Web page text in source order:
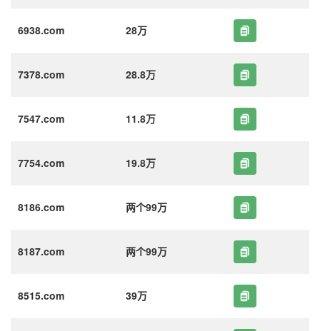
6938.com 28万
7378.com 28.8万
7547.com 11.8万
7754.com 19.8万
8186.com 两个99万
8187.com 两个99万
8515.com 39万